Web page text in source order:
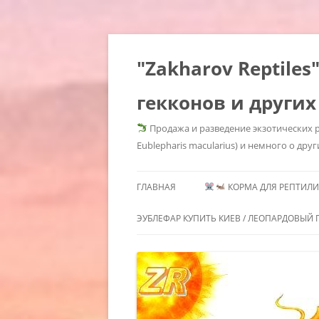
"Zakharov
гекконов и
Продажа и разведение
Eublepharis macularius) и немного о
ГЛАВНАЯ КОРМА ДЛЯ
КОРМОВЫЕ КРЫСЫ
ЗАМОРОЗКА КУПИТЬ /
КОРМОВЫЕ ГРЫЗУНЫ KIEV
КОРМОВЫЕ МЫШИ
ЭУБЛЕФАР КУПИТЬ КИЕВ / ЛЕОПАРДОВЫЙ
СОДЕРЖАНИЕ
ГЕМИТЕКОНИКСОВ /
HEMITHECONYX CAUDICINCTUS /
AFRICAN FAT TAILED GECKO /